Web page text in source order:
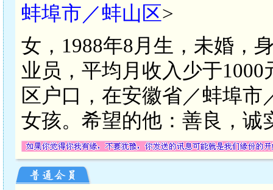
蚌埠市／蚌山区>
女，1988年8月生，未婚，
业员，平均月收入少于
区户口，在安徽省／蚌埠
女孩。希望的他：善良，诚